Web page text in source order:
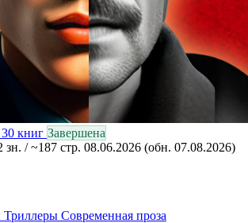
30 книг Завершена
зн. / ~187 стр. 08.06.2026 (обн. 07.08.2026)
Триллеры Современная проза